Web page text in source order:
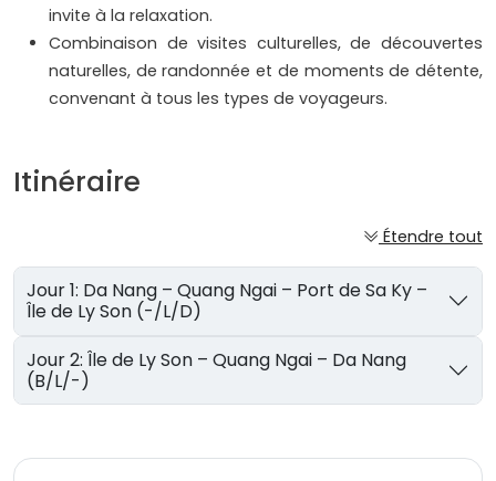
invite à la relaxation.
Combinaison de visites culturelles, de découvertes
naturelles, de randonnée et de moments de détente,
convenant à tous les types de voyageurs.
Itinéraire
Étendre tout
Jour 1: Da Nang – Quang Ngai – Port de Sa Ky –
Île de Ly Son (-/L/D)
Jour 2: Île de Ly Son – Quang Ngai – Da Nang
(B/L/-)